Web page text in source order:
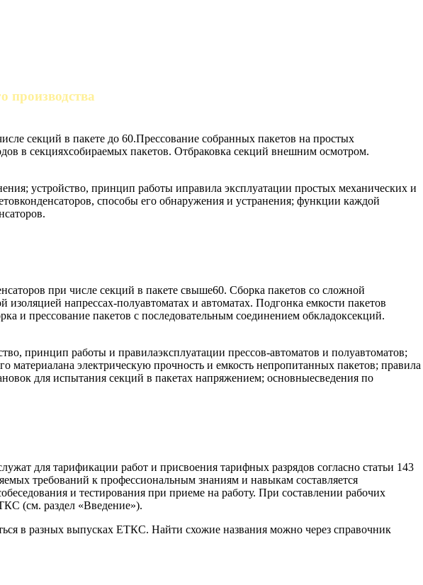
производства
секций в пакете до 60.Прессование собранных пакетов на простых
в секцияхсобираемых пакетов. Отбраковка секций внешним осмотром.
устройство, принцип работы иправила эксплуатации простых механических и
способы его обнаружения и устранения; функции каждой
при числе секций в пакете свыше60. Сборка пакетов со сложной
напрессах-полуавтоматах и автоматах. Подгонка емкости пакетов
и прессование пакетов с последовательным соединением обкладоксекций.
принцип работы и правилаэксплуатации прессов-автоматов и полуавтоматов;
электрическую прочность и емкость непропитанных пакетов; правила
для испытания секций в пакетах напряжением; основныесведения по
для тарификации работ и присвоения тарифных разрядов согласно статьи 143
требований к профессиональным знаниям и навыкам составляется
и тестирования при приеме на работу. При составлении рабочих
(см. раздел «Введение»).
в разных выпусках ЕТКС. Найти схожие названия можно через справочник